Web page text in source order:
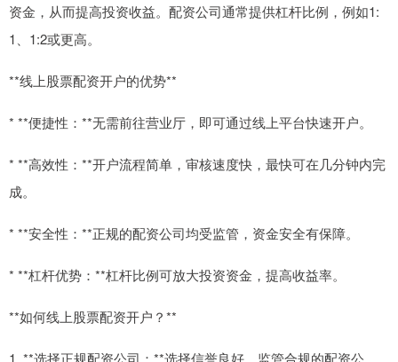
资金，从而提高投资收益。配资公司通常提供杠杆比例，例如1:
1、1:2或更高。
**线上股票配资开户的优势**
* **便捷性：**无需前往营业厅，即可通过线上平台快速开户。
* **高效性：**开户流程简单，审核速度快，最快可在几分钟内完
成。
* **安全性：**正规的配资公司均受监管，资金安全有保障。
* **杠杆优势：**杠杆比例可放大投资资金，提高收益率。
**如何线上股票配资开户？**
1. **选择正规配资公司：**选择信誉良好、监管合规的配资公